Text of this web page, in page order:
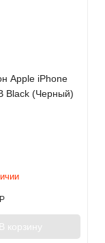
Apple iPhone
Black (Черный)
Р
В корзину